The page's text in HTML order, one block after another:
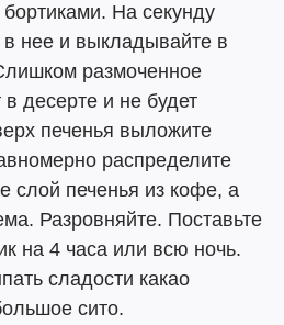
На секунду
в нее и выкладывайте в
размоченное
десерте и не будет
печенья выложите
распределите
слой печенья из кофе, а
Разровняйте. Поставьте
на 4 часа или всю ночь.
сладости какао
сито.